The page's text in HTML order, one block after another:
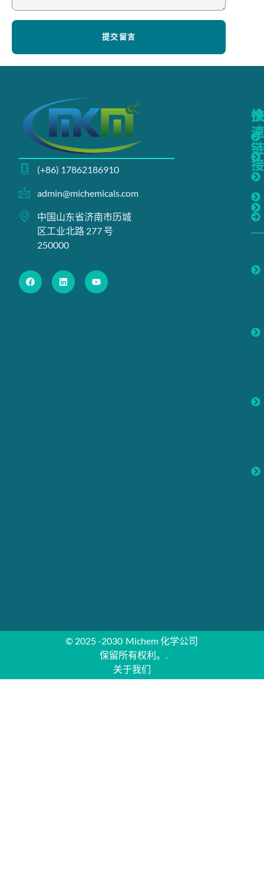
提交留言
(+86) 17862186910
admin@michemicals.com
中国山东省济南市历城
区工业北路 277 号
250000
快
速
链
接
© 2025 -2030 Michem 化学公司
保留所有权利。.
关于我们